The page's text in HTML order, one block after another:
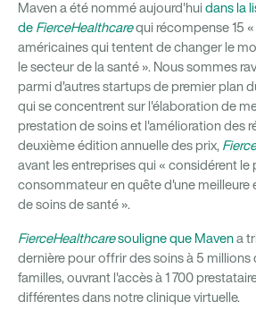
Maven a été nommé aujourd'hui dans la
de FierceHealthcarequi récompense 15
américaines qui tentent de changer le
le secteur de la santé ». Nous sommes
parmi d'autres startups de premier plan
qui se concentrent sur l'élaboration de
prestation de soins et l'amélioration des
deuxième édition annuelle des prix,
avant les entreprises qui « considérent
consommateur en quête d'une meilleure
de soins de santé ».
FierceHealthcaresouligne que Mavena
dernière pour offrir des soins à 5 millions
familles, ouvrant l'accès à 1 700
différentes dans notre clinique virtuelle.